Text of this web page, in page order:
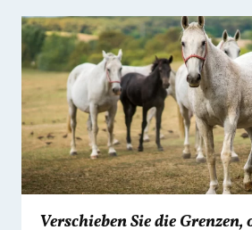
Verschieben Sie die Grenzen,